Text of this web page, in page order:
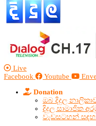
Live
Facebook
Youtube
Donation
ඔබ දිදුල
දිදුල සාමාජික
වැඩසටහන්